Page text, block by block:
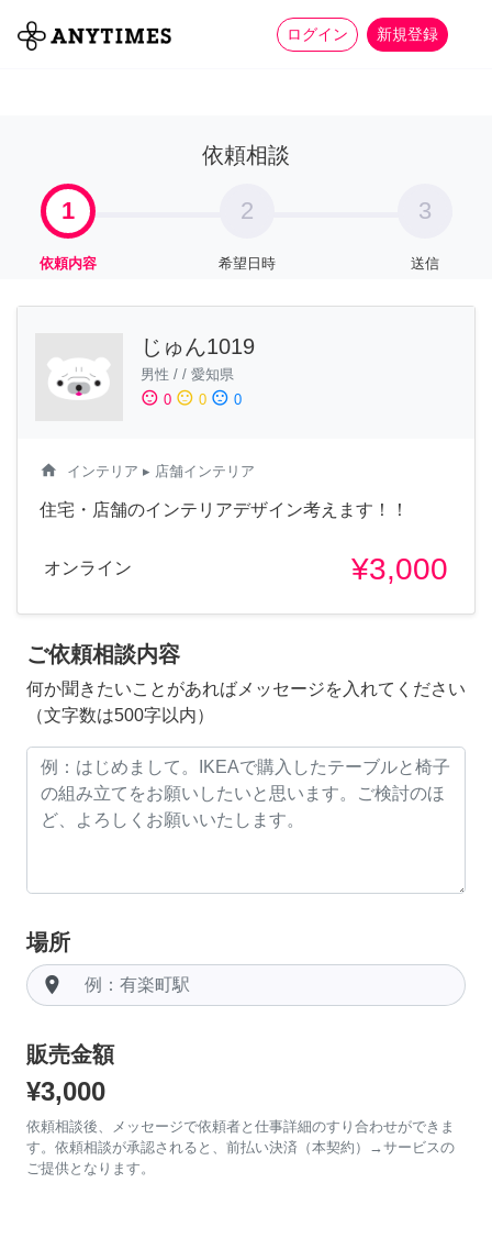
ログイン 新規登録
全て 家事 more_horiz
依頼相談
1
依頼内容
2
希望日時
3
送信
じゅん1019
男性 / / 愛知県
sentiment_satisfied 0 sentiment_neutral 0 sentiment_dissatisfied 0
home インテリア ▸ 店舗インテリア
住宅・店舗のインテリアデザイン考えます！！
オンライン ¥3,000
ご依頼相談内容
何か聞きたいことがあればメッセージを入れてください
（文字数は500字以内）
場所
room
販売金額
¥3,000
依頼相談後、メッセージで依頼者と仕事詳細のすり合わせができま
す。依頼相談が承認されると、前払い決済（本契約）→サービスの
ご提供となります。